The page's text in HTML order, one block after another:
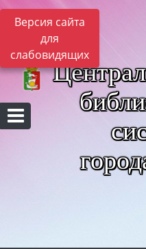
Версия сайта
для
слабовидящих